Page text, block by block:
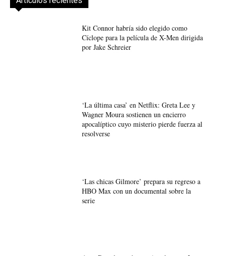
Kit Connor habría sido elegido como
Cíclope para la película de X-Men dirigida
por Jake Schreier
‘La última casa’ en Netflix: Greta Lee y
Wagner Moura sostienen un encierro
apocalíptico cuyo misterio pierde fuerza al
resolverse
‘Las chicas Gilmore’ prepara su regreso a
HBO Max con un documental sobre la
serie